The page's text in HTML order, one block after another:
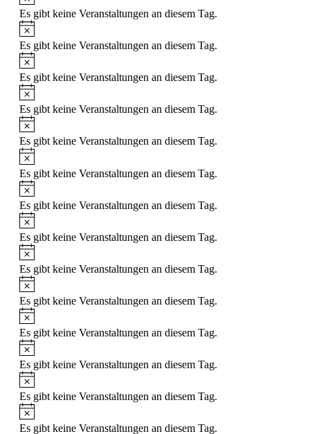
Es gibt keine Veranstaltungen an diesem Tag.
Hinweis
Es gibt keine Veranstaltungen an diesem Tag.
Hinweis
Es gibt keine Veranstaltungen an diesem Tag.
Hinweis
Es gibt keine Veranstaltungen an diesem Tag.
Hinweis
Es gibt keine Veranstaltungen an diesem Tag.
Hinweis
Es gibt keine Veranstaltungen an diesem Tag.
Hinweis
Es gibt keine Veranstaltungen an diesem Tag.
Hinweis
Es gibt keine Veranstaltungen an diesem Tag.
Hinweis
Es gibt keine Veranstaltungen an diesem Tag.
Hinweis
Es gibt keine Veranstaltungen an diesem Tag.
Hinweis
Es gibt keine Veranstaltungen an diesem Tag.
Hinweis
Es gibt keine Veranstaltungen an diesem Tag.
Hinweis
Es gibt keine Veranstaltungen an diesem Tag.
Hinweis
Es gibt keine Veranstaltungen an diesem Tag.